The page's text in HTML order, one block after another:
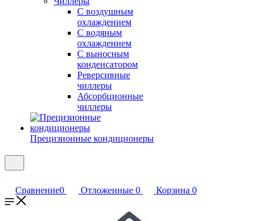
С воздушным
охлаждением
С водяным
охлаждением
С выносным
конденсатором
Реверсивные
чиллеры
Абсорбционные
чиллеры
Прецизионные кондиционеры
Сравнение0 Отложенные 0 Корзина 0